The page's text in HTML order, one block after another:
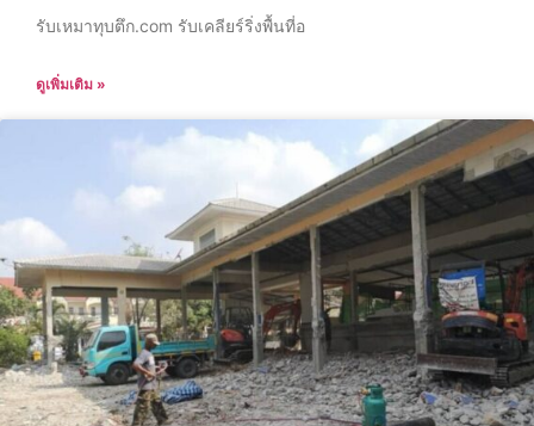
รับเหมาทุบตึก.com รับเคลียร์ริ่งพื้นที่อ
ดูเพิ่มเติม »